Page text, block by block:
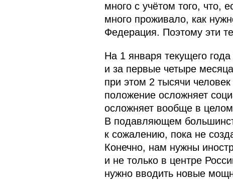
много с учётом того, что,
много проживало, как
Федерация. Поэтому эти
На 1 января текущего
и за первые четыре
при этом 2 тысячи
положение осложняет
осложняет вообще в
В подавляющем
к сожалению, пока не
Конечно, нам нужны
и не только в центре
нужно вводить новые